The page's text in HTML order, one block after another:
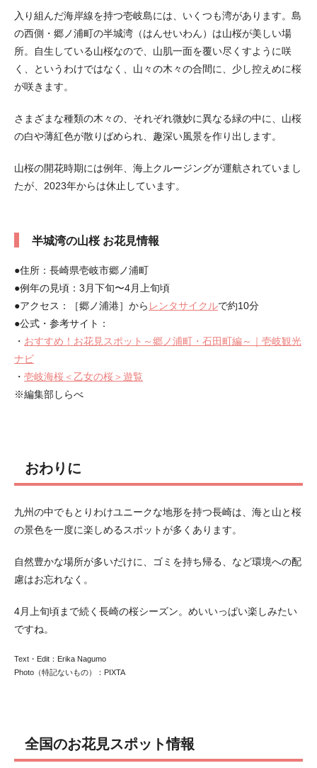
入り組んだ海岸線を持つ壱岐島には、いくつも湾があります。島
の西側・郷ノ浦町の半城湾（はんせいわん）は山桜が美しい場
所。自生している山桜なので、山肌一面を覆い尽くすように咲
く、というわけではなく、山々の木々の合間に、少し控えめに桜
が咲きます。
さまざまな種類の木々の、それぞれ微妙に異なる緑の中に、山桜
の白や薄紅色が散りばめられ、趣深い風景を作り出します。
山桜の開花時期には例年、海上クルージングが運航されていまし
たが、2023年からは休止しています。
半城湾の山桜 お花見情報
●住所：長崎県壱岐市郷ノ浦町
●例年の見頃：3月下旬〜4月上旬頃
●アクセス：［郷ノ浦港］から レンタサイクルで約10分
●公式・参考サイト：
・ おすすめ！お花見スポット～郷ノ浦町・石田町編～｜壱岐観光
ナビ
・ 壱岐海桜＜乙女の桜＞遊覧
※編集部しらべ
おわりに
九州の中でもとりわけユニークな地形を持つ長崎は、海と山と桜
の景色を一度に楽しめるスポットが多くあります。
自然豊かな場所が多いだけに、ゴミを持ち帰る、など環境への配
慮はお忘れなく。
4月上旬頃まで続く長崎の桜シーズン。めいいっぱい楽しみたい
ですね。
Text・Edit：Erika Nagumo
Photo（特記ないもの）：PIXTA
全国のお花見スポット情報